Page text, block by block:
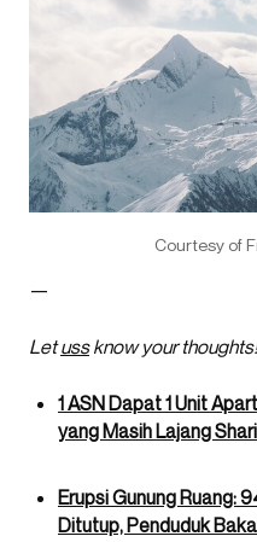
Courtesy of
—
Letussknow your thoughts!
1 ASN Dapat 1 Unit
yang Masih Lajang
Erupsi Gunung Ruang:
Ditutup, Penduduk